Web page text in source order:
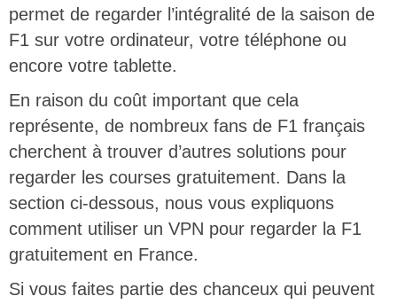
permet de regarder l’intégralité de la saison de
F1 sur votre ordinateur, votre téléphone ou
encore votre tablette.
En raison du coût important que cela
représente, de nombreux fans de F1 français
cherchent à trouver d’autres solutions pour
regarder les courses gratuitement. Dans la
section ci-dessous, nous vous expliquons
comment utiliser un VPN pour regarder la F1
gratuitement en France.
Si vous faites partie des chanceux qui peuvent